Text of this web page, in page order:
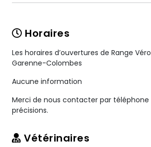
Horaires
Les horaires d’ouvertures de Range
Garenne-Colombes
Aucune information
Merci de nous contacter par téléphone
précisions.
Vétérinaires